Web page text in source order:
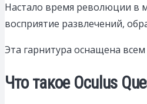
Настало время революции в
восприятие развлечений,
Эта гарнитура оснащена
Что такое Oculus